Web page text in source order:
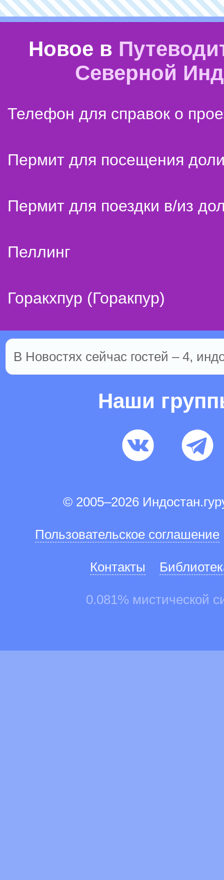
Новое в
Северной
Телефон для справок о
Пермит для посещения
Пермит для поездки в/из
Пеллинг
Горакхпур (Горакпур)
В Новостях сейчас гостей – 4,
Наши
© 2005–2026
Пользовательское соглашение
Контакты
0.081% мистической